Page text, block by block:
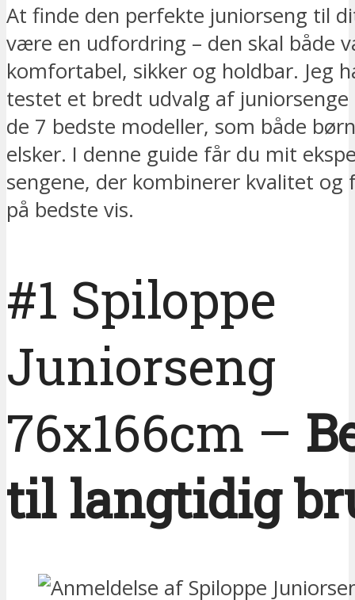
At finde den perfekte juniorseng til
være en udfordring – den skal både
komfortabel, sikker og holdbar. Jeg
testet et bredt udvalg af
de 7 bedste modeller, som både
elsker. I denne guide får du mit
sengene, der kombinerer kvalitet
på bedste vis.
#1 Spiloppe
Juniorseng
76x166cm –
til langtidig